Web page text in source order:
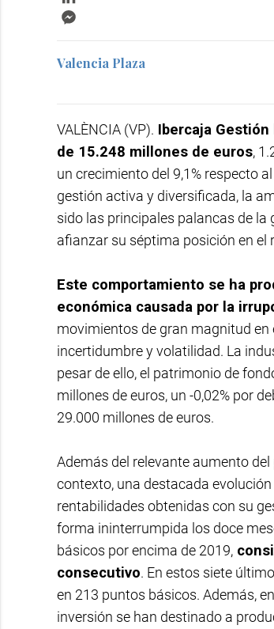
Valencia Plaza
VALÈNCIA (VP). Ibercaja
de 15.248 millones de euros,
un crecimiento del 9,1% respecto
gestión activa y diversificada, la
sido las principales palancas de
afianzar su séptima posición en
Este comportamiento se ha
económica causada por la
movimientos de gran magnitud en
incertidumbre y volatilidad. La
pesar de ello, el patrimonio de
millones de euros, un -0,02% por
29.000 millones de euros.
Además del relevante aumento
contexto, una destacada
rentabilidades obtenidas con su
forma ininterrumpida los doce
básicos por encima de 2019,
consecutivo. En estos siete
en 213 puntos básicos. Además,
inversión se han destinado a